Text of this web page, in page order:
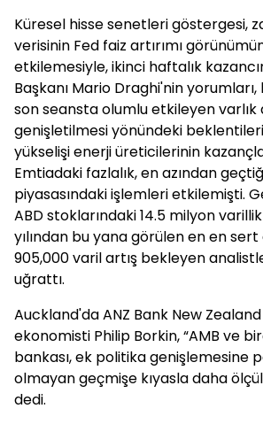
Küresel hisse senetleri göstergesi,
verisinin Fed faiz artırımı
etkilemesiyle, ikinci haftalık
Başkanı Mario Draghi'nin
son seansta olumlu etkileyen varlık
genişletilmesi yönündeki
yükselişi enerji üreticilerinin
Emtiadaki fazlalık, en azından
piyasasındaki işlemleri etkilemişti.
ABD stoklarındaki 14.5 milyon varillik
yılından bu yana görülen en en
905,000 varil artış bekleyen
uğrattı.
Auckland'da ANZ Bank New
ekonomisti Philip Borkin, “AMB ve
bankası, ek politika genişlemesine
olmayan geçmişe kıyasla daha
dedi.